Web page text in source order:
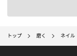
トップ 磨く ネイル